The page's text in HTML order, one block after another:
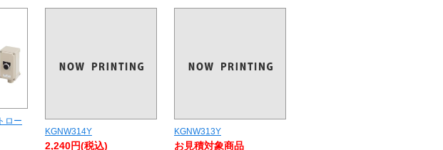
ロー
KGNW314Y
2,240円(税込)
KGNW313Y
お見積対象商品